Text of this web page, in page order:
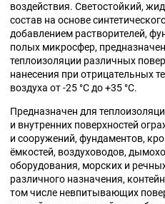
воздействия. Светостойкий,
состав на основе
добавлением растворителей,
полых микросфер,
теплоизоляции различных
нанесения при отрицательных
воздуха от -25 °С до +35 °С.
Предназначен для
и внутренних поверхностей
и сооружений, фундаментов,
ёмкостей, воздуховодов,
оборудования, морских и
различного назначения,
том числе невпитывающих